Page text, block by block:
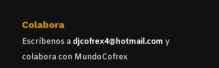
Colabora
Escríbenos a djcofrex4@hotmail.com y
colabora con MundoCofrex